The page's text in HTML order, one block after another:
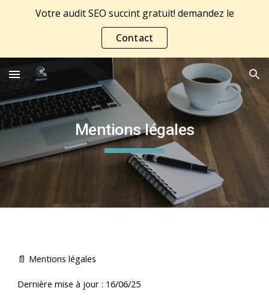
Votre audit SEO succint gratuit! demandez le
Contact
Mentions légales
📄 Mentions légales
Dernière mise à jour : 16/06/25